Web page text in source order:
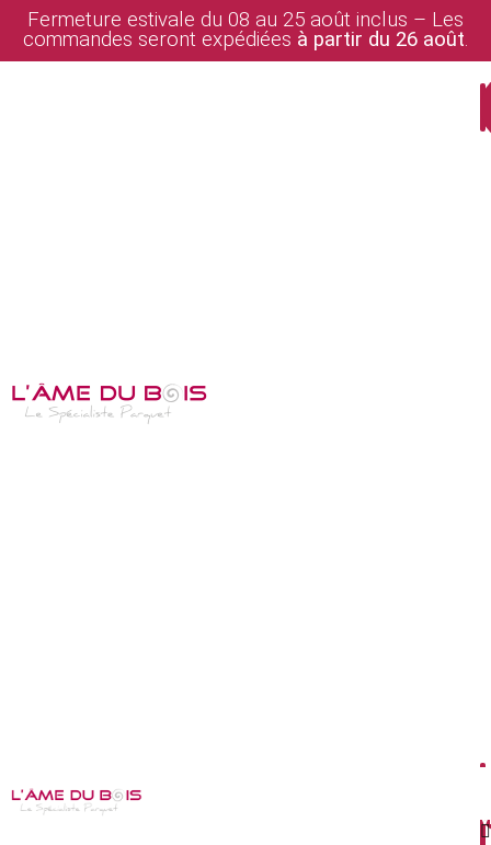
Fermeture estivale du 08 au 25 août inclus – Les
commandes seront expédiées à partir du 26 août.